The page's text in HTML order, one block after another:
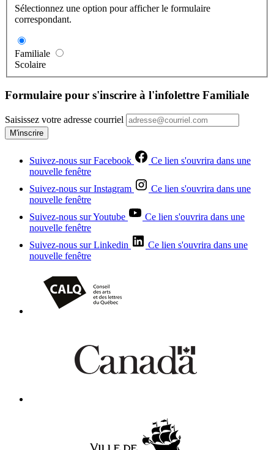
Sélectionnez une option pour afficher le formulaire
correspondant.
Familiale
Scolaire
Formulaire pour s'inscrire à l'infolettre Familiale
Saisissez votre adresse courriel
M'inscrire
Suivez-nous sur Facebook
Ce lien s'ouvrira dans une
nouvelle fenêtre
Suivez-nous sur Instagram
Ce lien s'ouvrira dans une
nouvelle fenêtre
Suivez-nous sur Youtube
Ce lien s'ouvrira dans une
nouvelle fenêtre
Suivez-nous sur Linkedin
Ce lien s'ouvrira dans une
nouvelle fenêtre